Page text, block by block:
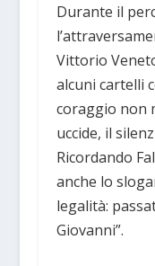
Durante il
Vittorio
alcuni cartelli
coraggio non
uccide, il
Ricordando
anche lo
legalità:
Giovanni”.